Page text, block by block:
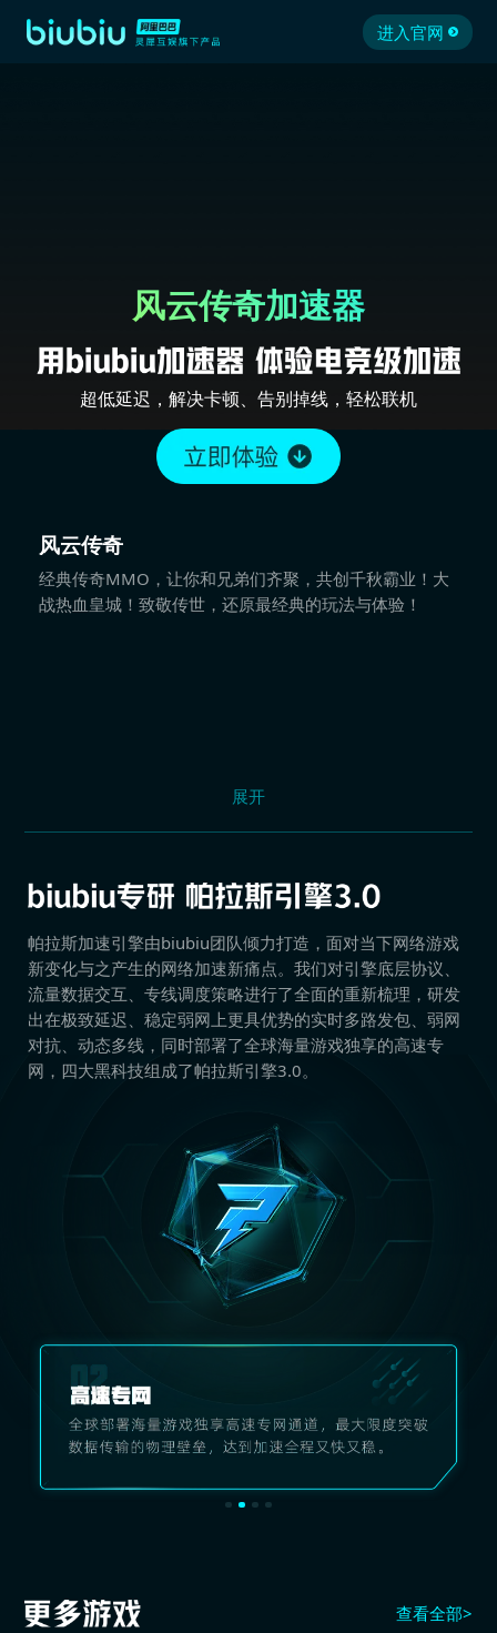
进入官网
风云传奇加速器
超低延迟，解决卡顿、告别掉线，轻松联机
风云传奇
经典传奇MMO，让你和兄弟们齐聚，共创千秋霸业！大
战热血皇城！致敬传世，还原最经典的玩法与体验！
展开
帕拉斯加速引擎由biubiu团队倾力打造，面对当下网络游戏
新变化与之产生的网络加速新痛点。我们对引擎底层协议、
流量数据交互、专线调度策略进行了全面的重新梳理，研发
出在极致延迟、稳定弱网上更具优势的实时多路发包、弱网
对抗、动态多线，同时部署了全球海量游戏独享的高速专
网，四大黑科技组成了帕拉斯引擎3.0。
查看全部>